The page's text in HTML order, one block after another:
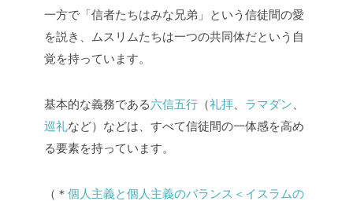
一方で「信者たちはみな兄弟」という信徒間の愛
を説き、ムスリムたちは一つの共同体だという自
覚を持っています。
基本的な義務である六信五行 （礼拝 ラマダン
巡礼など）などは、すべて信徒間の一体感を高め
る要素を持っています。
（＊ 個人主義と個人主義のバランス＜イスラムの